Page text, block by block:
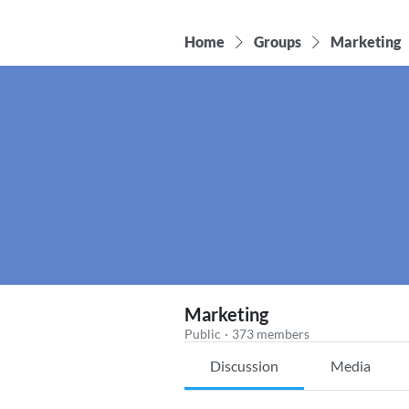
Home Groups Marketing
Marketing
Public · 373 members
Discussion Media